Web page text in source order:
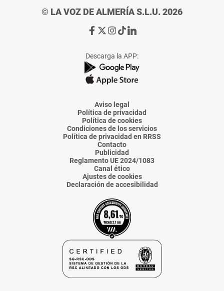
© LA VOZ DE ALMERÍA S.L.U. 2026
Ir
de
La
Voz
Almería
Ir
de
La
Voz
Almería
Ir
de
La
Voz
Almería
Ir
de
La
Voz
Almería
Ir
de
La
Voz
Descarga la APP:
Aviso legal
Política de privacidad
Política de cookies
Condiciones de los servicios
Política de privacidad en RRSS
Contacto
Publicidad
Reglamento UE 2024/1083
Canal ético
Ajustes de cookies
Declaración de accesibilidad